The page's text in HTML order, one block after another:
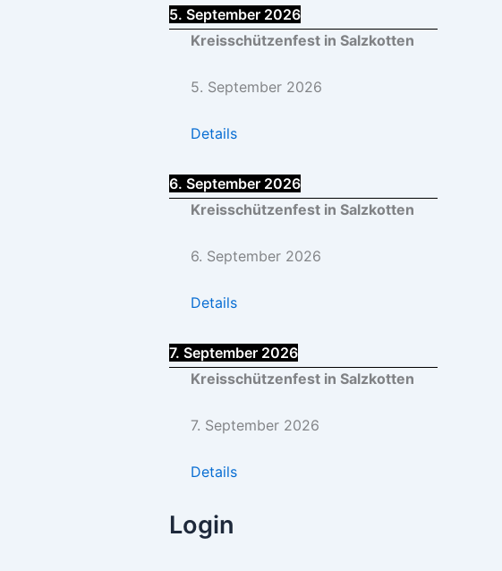
5. September 2026
Kreisschützenfest in Salzkotten
5. September 2026
Details
6. September 2026
Kreisschützenfest in Salzkotten
6. September 2026
Details
7. September 2026
Kreisschützenfest in Salzkotten
7. September 2026
Details
Login